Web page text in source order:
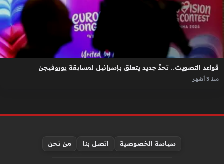
قواعد التصويت.. تحدٍّ جديد يتعلق بإسرائيل لمسابقة يوروفيجن
منذ 3 أشهر
سياسة الخصوصية اتصل بنا من نحن